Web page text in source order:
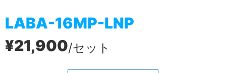
LABA-16MP-LNP
¥21,900/セット